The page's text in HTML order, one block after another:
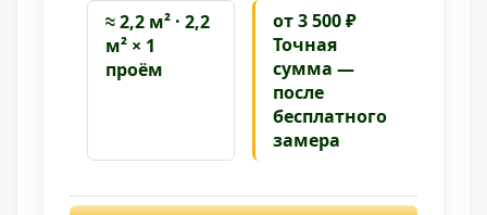
≈ 2,2 м² · 2,2
м² × 1
проём
от 3 500 ₽
Точная
сумма —
после
бесплатного
замера